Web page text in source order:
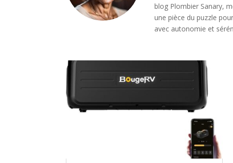
blog Plombier Sanary,
une pièce du puzzle
avec autonomie et